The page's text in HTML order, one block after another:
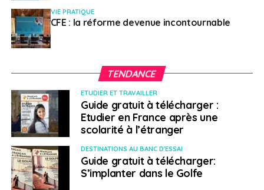
Vivre ailleurs, sur RFI. “Les codes pour séduire
les recruteurs en Suisse“
VIE PRATIQUE
CFE : la réforme devenue incontournable
TENDANCE
ETUDIER ET TRAVAILLER
Guide gratuit à télécharger :
Etudier en France après une
scolarité à l’étranger
DESTINATIONS AU BANC D'ESSAI
Guide gratuit à télécharger:
S’implanter dans le Golfe